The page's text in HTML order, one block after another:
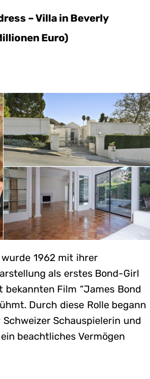
– Villa in Beverly
Euro)
1962 mit ihrer
als erstes Bond-Girl
bekannten Film “James Bond
Durch diese Rolle begann
Schauspielerin und
beachtliches Vermögen